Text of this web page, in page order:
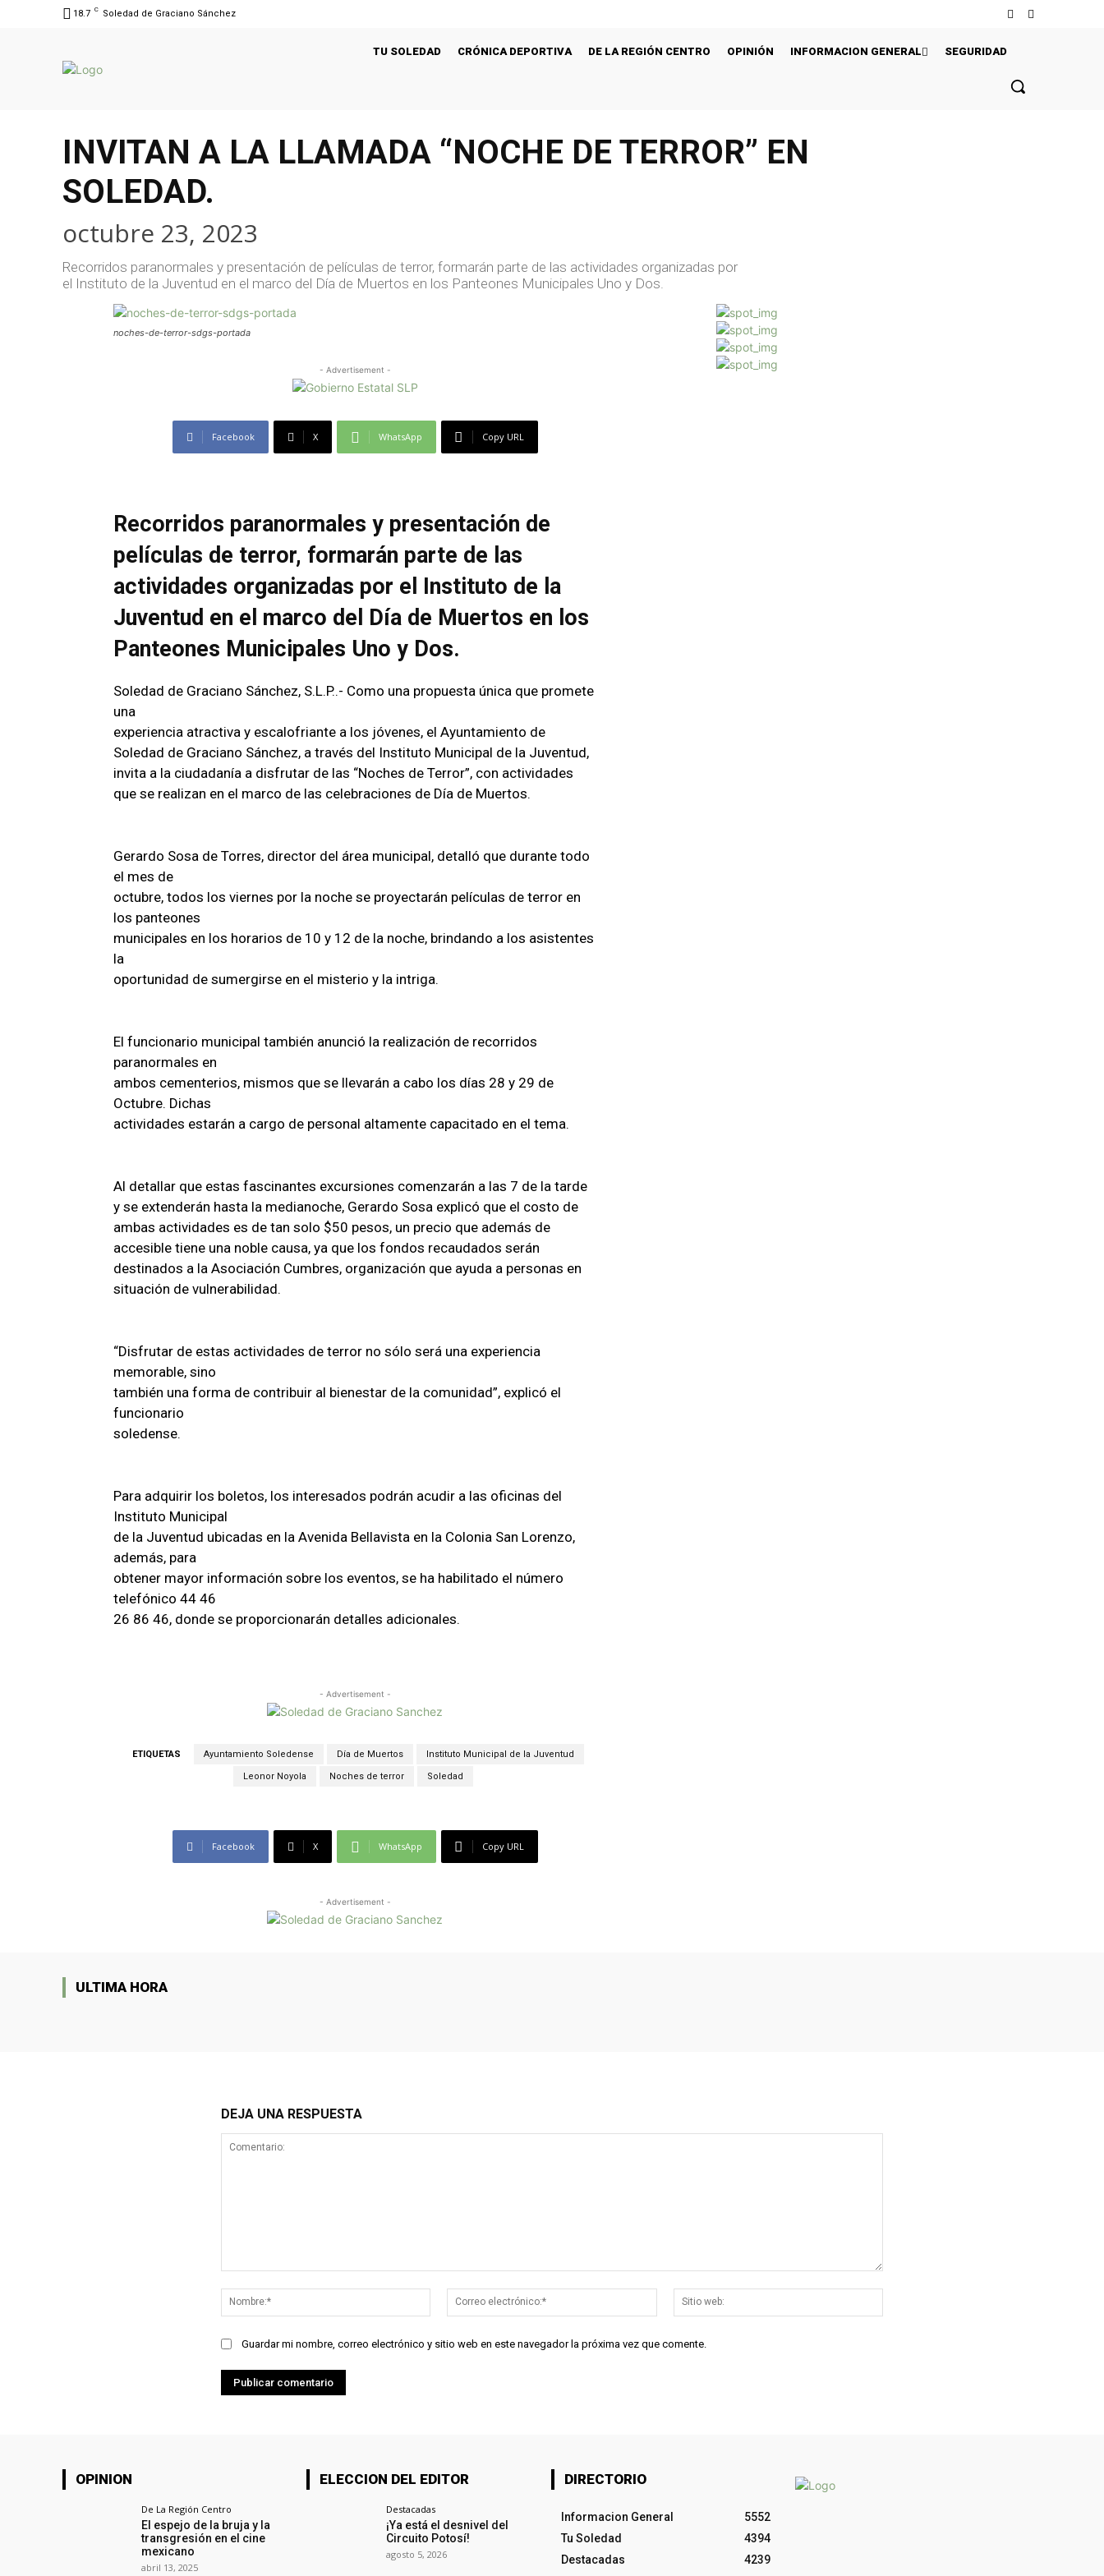
18.7 C Soledad de Graciano Sánchez
TU SOLEDAD CRÓNICA DEPORTIVA DE LA REGIÓN CENTRO OPINIÓN INFORMACION GENERAL SEGURIDAD
INVITAN A LA LLAMADA “NOCHE DE TERROR” EN
SOLEDAD.
octubre 23, 2023
Recorridos paranormales y presentación de películas de terror, formarán parte de las actividades organizadas por
el Instituto de la Juventud en el marco del Día de Muertos en los Panteones Municipales Uno y Dos.
noches-de-terror-sdgs-portada
- Advertisement -
Facebook X WhatsApp Copy URL
Recorridos paranormales y presentación de
películas de terror, formarán parte de las
actividades organizadas por el Instituto de la
Juventud en el marco del Día de Muertos en los
Panteones Municipales Uno y Dos.
Soledad de Graciano Sánchez, S.L.P..- Como una propuesta única que promete
una
experiencia atractiva y escalofriante a los jóvenes, el Ayuntamiento de
Soledad de Graciano Sánchez, a través del Instituto Municipal de la Juventud,
invita a la ciudadanía a disfrutar de las “Noches de Terror”, con actividades
que se realizan en el marco de las celebraciones de Día de Muertos.
Gerardo Sosa de Torres, director del área municipal, detalló que durante todo
el mes de
octubre, todos los viernes por la noche se proyectarán películas de terror en
los panteones
municipales en los horarios de 10 y 12 de la noche, brindando a los asistentes
la
oportunidad de sumergirse en el misterio y la intriga.
El funcionario municipal también anunció la realización de recorridos
paranormales en
ambos cementerios, mismos que se llevarán a cabo los días 28 y 29 de
Octubre. Dichas
actividades estarán a cargo de personal altamente capacitado en el tema.
Al detallar que estas fascinantes excursiones comenzarán a las 7 de la tarde
y se extenderán hasta la medianoche, Gerardo Sosa explicó que el costo de
ambas actividades es de tan solo $50 pesos, un precio que además de
accesible tiene una noble causa, ya que los fondos recaudados serán
destinados a la Asociación Cumbres, organización que ayuda a personas en
situación de vulnerabilidad.
“Disfrutar de estas actividades de terror no sólo será una experiencia
memorable, sino
también una forma de contribuir al bienestar de la comunidad”, explicó el
funcionario
soledense.
Para adquirir los boletos, los interesados podrán acudir a las oficinas del
Instituto Municipal
de la Juventud ubicadas en la Avenida Bellavista en la Colonia San Lorenzo,
además, para
obtener mayor información sobre los eventos, se ha habilitado el número
telefónico 44 46
26 86 46, donde se proporcionarán detalles adicionales.
- Advertisement -
ETIQUETAS Ayuntamiento Soledense Día de Muertos Instituto Municipal de la Juventud
Leonor Noyola Noches de terror Soledad
Facebook X WhatsApp Copy URL
- Advertisement -
ULTIMA HORA
DEJA UNA RESPUESTA
Nombre:*
Correo
electrónico:*
web:
Guardar mi nombre, correo electrónico y sitio web en este navegador la próxima vez que comente.
OPINION
De La Región Centro
El espejo de la bruja y la
transgresión en el cine
mexicano
abril 13, 2025
ELECCION DEL EDITOR
Destacadas
¡Ya está el desnivel del
Circuito Potosí!
agosto 5, 2026
DIRECTORIO
Informacion General
5552
Tu Soledad
4394
Destacadas
4239